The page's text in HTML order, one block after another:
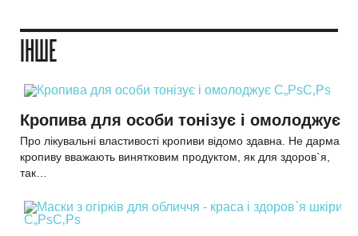
ІНШЕ
Кропива для особи тонізує і омолоджує
Про лікувальні властивості кропиви відомо здавна. Не дарма
кропиву вважають винятковим продуктом, як для здоров`я,
так…